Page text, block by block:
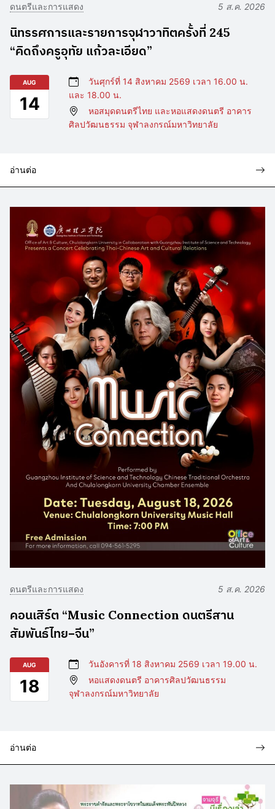
ดนตรีและการแสดง 5 ส.ค. 2026
นิทรรศการและรายการจุฬาวาทิตครั้งที่ 245
“คิดถึงครูอุทัย แก้วละเอียด”
AUG
14
วันศุกร์ที่ 14 สิงหาคม 2569 เวลา 16.00 น.
และ 18.00 น.
หอสมุดดนตรีไทย และหอแสดงดนตรี อาคาร
ศิลปวัฒนธรรม จุฬาลงกรณ์มหาวิทยาลัย
อ่านต่อ
ดนตรีและการแสดง 5 ส.ค. 2026
คอนเสิร์ต “Music Connection ดนตรีสาน
สัมพันธ์ไทย–จีน”
AUG
18
วันอังคารที่ 18 สิงหาคม 2569 เวลา 19.00 น.
หอแสดงดนตรี อาคารศิลปวัฒนธรรม
จุฬาลงกรณ์มหาวิทยาลัย
อ่านต่อ